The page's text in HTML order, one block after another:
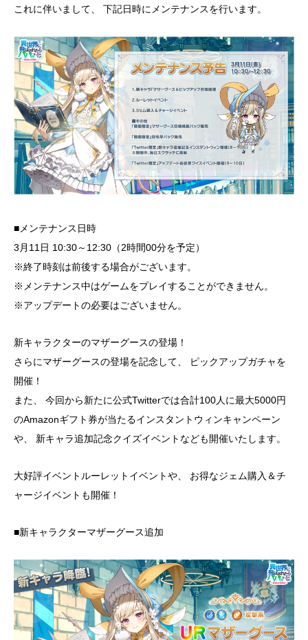
これに伴いまして、 下記日時にメンテナンスを行います。
■メンテナンス日時
3月11日 10:30～12:30（2時間00分を予定）
※終了時刻は前後する場合がございます。
※メンテナンス中はゲームをプレイすることができません。
※アップデートの必要はございません。
新キャラクターのマザーグースの登場！
さらにマザーグースの登場を記念して、 ピックアップガチャを
開催！
また、 今回から新たに公式Twitterでは合計100人に最大5000円
のAmazonギフト券が当たるインスタントウィンキャンペーン
や、 新キャラ追加記念クイズイベントなども開催いたします。
大好評イベントルーレットイベントや、 お得なジェム購入＆チ
ャージイベントも開催！
■新キャラクターマザーグース追加